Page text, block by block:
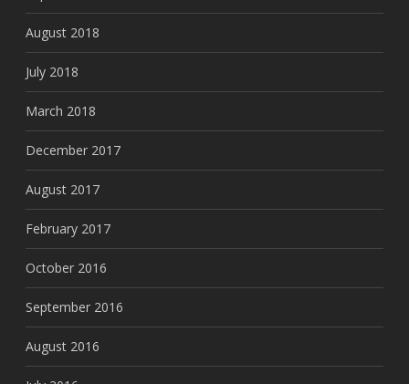
August 2018
July 2018
March 2018
December 2017
August 2017
February 2017
October 2016
September 2016
August 2016